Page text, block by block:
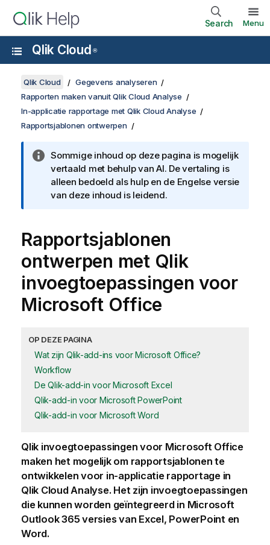
Search Menu
Qlik Cloud ®
Qlik Cloud
Gegevens analyseren
Rapporten maken vanuit Qlik Cloud Analyse
In-applicatie rapportage met Qlik Cloud Analyse
Rapportsjablonen ontwerpen
Sommige inhoud op deze pagina is mogelijk
vertaald met behulp van AI. De vertaling is
alleen bedoeld als hulp en de Engelse versie
van deze inhoud is leidend.
Rapportsjablonen
ontwerpen met Qlik
invoegtoepassingen voor
Microsoft Office
OP DEZE PAGINA
Wat zijn Qlik-add-ins voor Microsoft Office?
Workflow
De Qlik-add-in voor Microsoft Excel
Qlik-add-in voor Microsoft PowerPoint
Qlik-add-in voor Microsoft Word
Qlik invoegtoepassingen voor Microsoft Office
maken het mogelijk om rapportsjablonen te
ontwikkelen voor in-applicatie rapportage in
Qlik Cloud Analyse. Het zijn invoegtoepassingen
die kunnen worden geïntegreerd in Microsoft
Outlook 365 versies van Excel, PowerPointen
Word.